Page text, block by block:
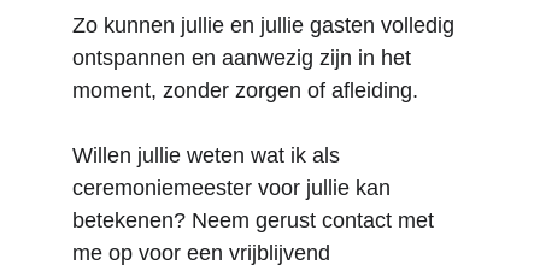
Zo kunnen jullie en jullie gasten volledig
ontspannen en aanwezig zijn in het
moment, zonder zorgen of afleiding.
Willen jullie weten wat ik als
ceremoniemeester voor jullie kan
betekenen? Neem gerust contact met
me op voor een vrijblijvend